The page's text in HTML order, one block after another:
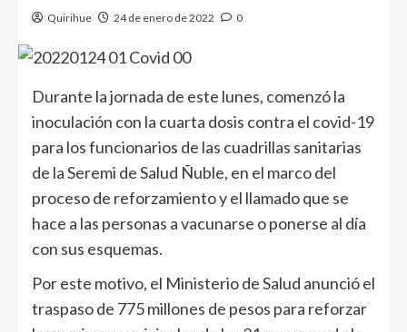
Quirihue 24 de enero de 2022 0
Durante la jornada de este lunes, comenzó la
inoculación con la cuarta dosis contra el covid-19
para los funcionarios de las cuadrillas sanitarias
de la Seremi de Salud Ñuble, en el marco del
proceso de reforzamiento y el llamado que se
hace a las personas a vacunarse o ponerse al día
con sus esquemas.
Por este motivo, el Ministerio de Salud anunció el
traspaso de 775 millones de pesos para reforzar